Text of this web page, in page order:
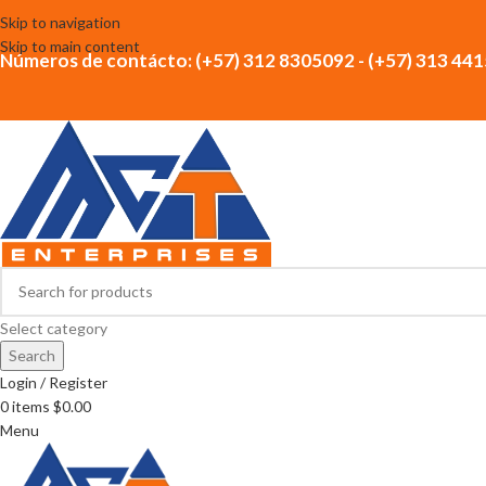
Skip to navigation
Skip to main content
Números de contácto: (+57) 312 8305092 - (+57) 313
Select category
Search
Login / Register
0items $0.00
Menu